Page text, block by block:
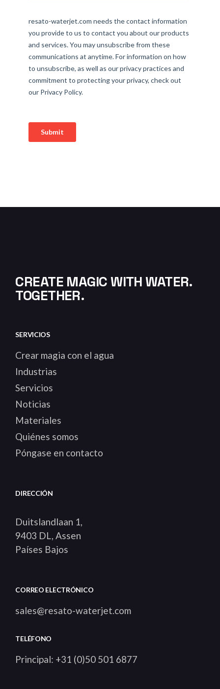
CREATE MAGIC WITH WATER.
TOGETHER.
SERVICIOS
Crear magia con el agua
Industrias
Servicios
Noticias
Materiales
Quiénes somos
Póngase en contacto
DIRECCIÓN
Duitslandlaan 1,
9403 DL, Assen
Países Bajos
CORREO ELECTRÓNICO
sales@resato-waterjet.com
TELÉFONO
Principal: +31 (0)50 501 6877